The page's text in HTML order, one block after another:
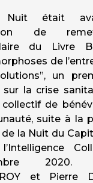
Nuit était
de
du Livre
de
un
sur la crise
de
suite à la
la Nuit du
2020.
et Pierre